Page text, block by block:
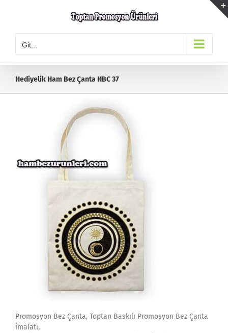
Git...
Hediyelik Ham Bez Çanta HBC 37
Promosyon Bez Çanta, Toptan Baskılı Promosyon Bez Çanta
imalatı,